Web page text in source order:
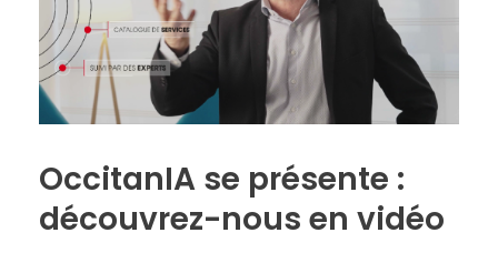
OccitanIA se présente :
découvrez-nous en vidéo